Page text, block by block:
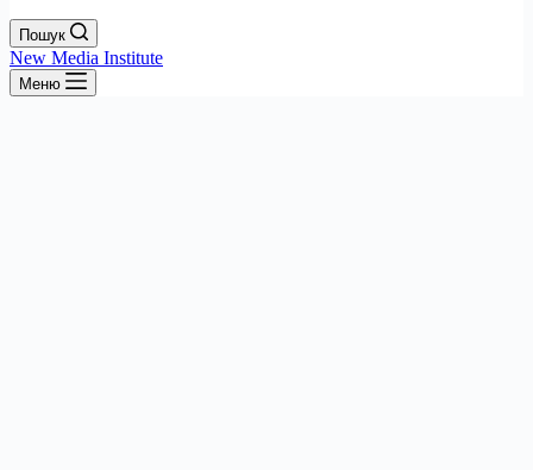
Пошук
New Media Institute
Меню